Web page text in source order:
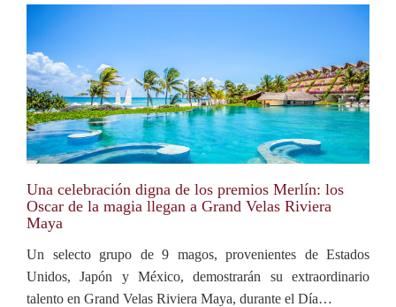
Una celebración digna de los premios Merlín: los
Oscar de la magia llegan a Grand Velas Riviera
Maya
Un selecto grupo de 9 magos, provenientes de Estados
Unidos, Japón y México, demostrarán su extraordinario
talento en Grand Velas Riviera Maya, durante el Día…